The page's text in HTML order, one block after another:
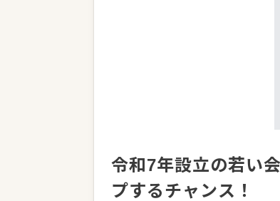
令和7年設立の若い
プするチャンス！